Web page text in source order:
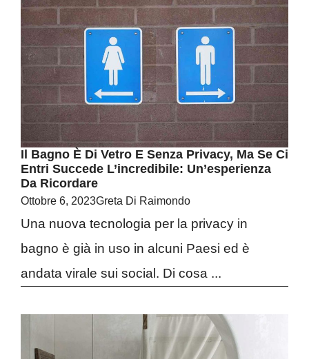
Il Bagno È Di Vetro E Senza Privacy, Ma Se Ci
Entri Succede L’incredibile: Un’esperienza
Da Ricordare
Ottobre 6, 2023Greta Di Raimondo
Una nuova tecnologia per la privacy in
bagno è già in uso in alcuni Paesi ed è
andata virale sui social. Di cosa ...